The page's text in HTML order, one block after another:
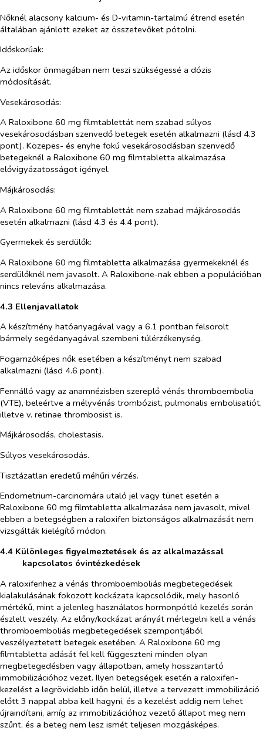
Nőknél alacsony kalcium- és D-vitamin-tartalmú étrend esetén
általában ajánlott ezeket az összetevőket pótolni.
Időskorúak:
Az időskor önmagában nem teszi szükségessé a dózis
módosítását.
Vesekárosodás:
A Raloxibone 60 mg filmtablettát nem szabad súlyos
vesekárosodásban szenvedő betegek esetén alkalmazni (lásd 4.3
pont). Közepes- és enyhe fokú vesekárosodásban szenvedő
betegeknél a Raloxibone 60 mg filmtabletta alkalmazása
elővigyázatosságot igényel.
Májkárosodás:
A Raloxibone 60 mg filmtablettát nem szabad májkárosodás
esetén alkalmazni (lásd 4.3 és 4.4 pont).
Gyermekek és serdülők:
A Raloxibone 60 mg filmtabletta alkalmazása gyermekeknél és
serdülőknél nem javasolt. A Raloxibone-nak ebben a populációban
nincs releváns alkalmazása.
4.3 Ellenjavallatok
A készítmény hatóanyagával vagy a 6.1 pontban felsorolt
bármely segédanyagával szembeni túlérzékenység.
Fogamzóképes nők esetében a készítményt nem szabad
alkalmazni (lásd 4.6 pont).
Fennálló vagy az anamnézisben szereplő vénás thromboembolia
(VTE), beleértve a mélyvénás trombózist, pulmonalis embolisatiót,
illetve v. retinae thrombosist is.
Májkárosodás, cholestasis.
Súlyos vesekárosodás.
Tisztázatlan eredetű méhűri vérzés.
Endometrium-carcinomára utaló jel vagy tünet esetén a
Raloxibone 60 mg filmtabletta alkalmazása nem javasolt, mivel
ebben a betegségben a raloxifen biztonságos alkalmazását nem
vizsgálták kielégítő módon.
4.4 Különleges figyelmeztetések és az alkalmazással
kapcsolatos óvintézkedések
A raloxifenhez a vénás thromboemboliás megbetegedések
kialakulásának fokozott kockázata kapcsolódik, mely hasonló
mértékű, mint a jelenleg használatos hormonpótló kezelés során
észlelt veszély. Az előny/kockázat arányát mérlegelni kell a vénás
thromboemboliás megbetegedések szempontjából
veszélyeztetett betegek esetében. A Raloxibone 60 mg
filmtabletta adását fel kell függeszteni minden olyan
megbetegedésben vagy állapotban, amely hosszantartó
immobilizációhoz vezet. Ilyen betegségek esetén a raloxifen-
kezelést a legrövidebb időn belül, illetve a tervezett immobilizáció
előtt 3 nappal abba kell hagyni, és a kezelést addig nem lehet
újraindítani, amíg az immobilizációhoz vezető állapot meg nem
szűnt, és a beteg nem lesz ismét teljesen mozgásképes.